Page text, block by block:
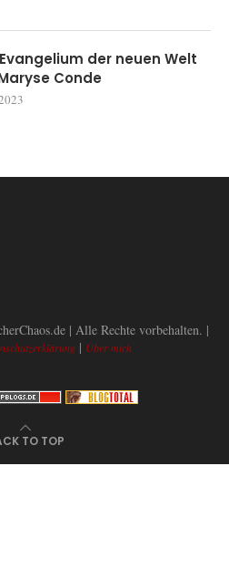
der neuen Welt
Conde
| Alle Rechte vorbehalten. |
| Über mich
TO TOP